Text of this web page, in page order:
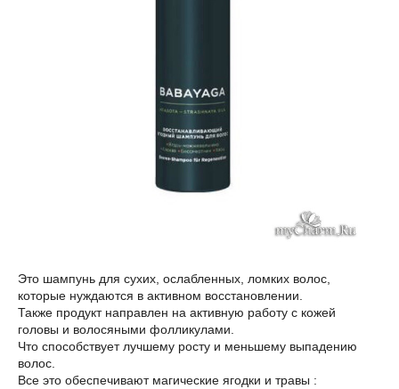
Это шампунь для сухих, ослабленных, ломких волос,
которые нуждаются в активном восстановлении.
Также продукт направлен на активную работу с кожей
головы и волосяными фолликулами.
Что способствует лучшему росту и меньшему выпадению
волос.
Все это обеспечивают магические ягодки и травы :